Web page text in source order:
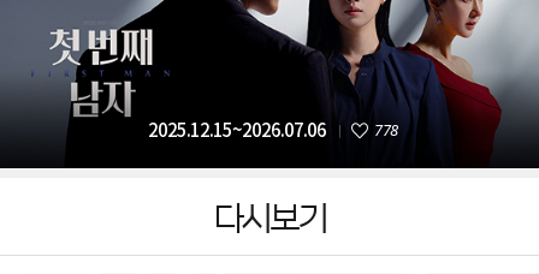
2025.12.15~2026.07.06 778
다시보기